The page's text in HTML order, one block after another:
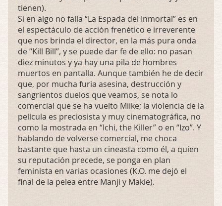
tienen).
Si en algo no falla “La Espada del Inmortal” es en
el espectáculo de acción frenético e irreverente
que nos brinda el director, en la más pura onda
de “Kill Bill”, y se puede dar fe de ello: no pasan
diez minutos y ya hay una pila de hombres
muertos en pantalla. Aunque también he de decir
que, por mucha furia asesina, destrucción y
sangrientos duelos que veamos, se nota lo
comercial que se ha vuelto Miike; la violencia de la
película es preciosista y muy cinematográfica, no
como la mostrada en “Ichi, the Killer” o en “Izo”. Y
hablando de volverse comercial, me choca
bastante que hasta un cineasta como él, a quien
su reputación precede, se ponga en plan
feminista en varias ocasiones (K.O. me dejó el
final de la pelea entre Manji y Makie).